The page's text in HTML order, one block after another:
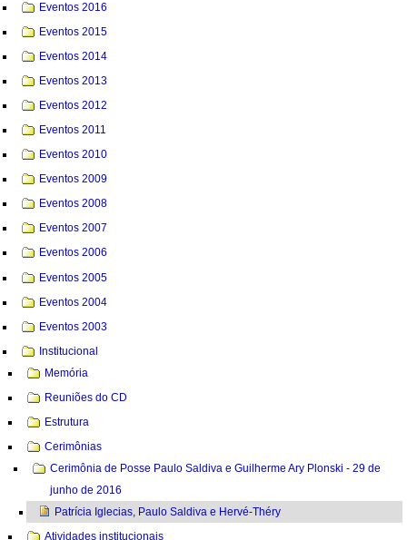
Eventos 2016
Eventos 2015
Eventos 2014
Eventos 2013
Eventos 2012
Eventos 2011
Eventos 2010
Eventos 2009
Eventos 2008
Eventos 2007
Eventos 2006
Eventos 2005
Eventos 2004
Eventos 2003
Institucional
Memória
Reuniões do CD
Estrutura
Cerimônias
Cerimônia de Posse Paulo Saldiva e Guilherme Ary Plonski - 29 de
junho de 2016
Patrícia Iglecias, Paulo Saldiva e Hervé-Théry
Atividades institucionais